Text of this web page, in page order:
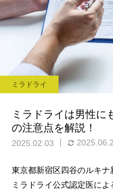
ミラドラ
ミラドライ
ミラドライは男性に
の注意点を解説！
2025.02.03
東京都新宿区四谷のルキナ
ミラドライ公式認定医に